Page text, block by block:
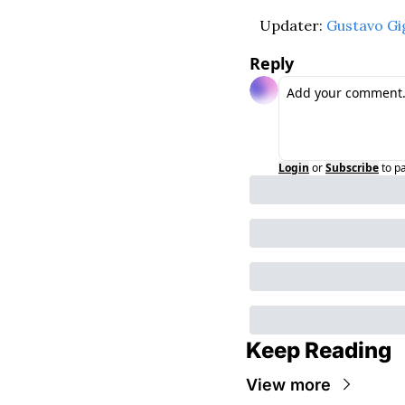
Updater: Gustavo
Reply
Login orSubscribeto
Keep Reading
View more